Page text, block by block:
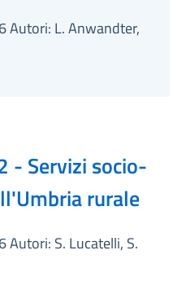
Autori: L. Anwandter,
- Servizi socio-
rurale
S. Lucatelli, S.